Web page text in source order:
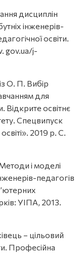
дисциплін
інженерів-
освіти.
gov.ua/j-
О. П. Вибір
для
Відкрите освітнє
Спецвипуск
2019 р. С.
і моделі
педагогів
УІПА, 2013.
– цільовий
Професійна